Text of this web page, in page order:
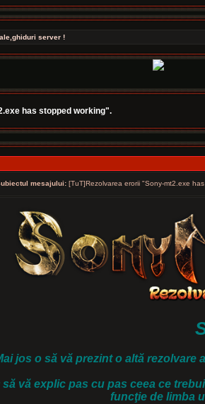
server !
has stopped working".
mesajului:[TuT]Rezolvarea erorii "Sony-mt2.exe has
jos o să vă prezint o altă rezolvare
să vă explic pas cu pas ceea ce
funcţie de limba